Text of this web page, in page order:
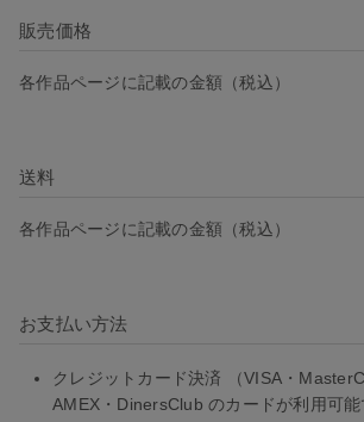
販売価格
各作品ページに記載の金額（税込）
送料
各作品ページに記載の金額（税込）
お支払い方法
クレジットカード決済 （VISA・
AMEX・DinersClub のカードが利用可能